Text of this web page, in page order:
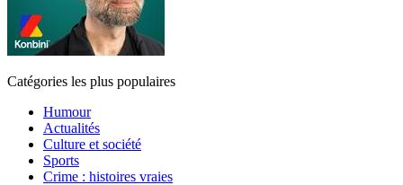
Catégories les plus populaires
Humour
Actualités
Culture et société
Sports
Crime : histoires vraies